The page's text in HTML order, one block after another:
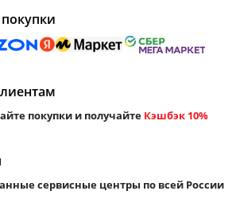
покупки и получайте Кэшбэк 10%
сервисные центры по всей России